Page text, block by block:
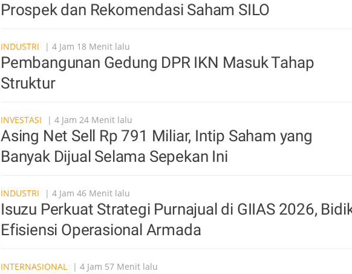
Prospek dan Rekomendasi Saham SILO
INDUSTRI | 4 Jam 18 Menit lalu
Pembangunan Gedung DPR IKN Masuk Tahap
Struktur
INVESTASI | 4 Jam 24 Menit lalu
Asing Net Sell Rp 791 Miliar, Intip Saham yang
Banyak Dijual Selama Sepekan Ini
INDUSTRI | 4 Jam 46 Menit lalu
Isuzu Perkuat Strategi Purnajual di GIIAS 2026,
Efisiensi Operasional Armada
INTERNASIONAL | 4 Jam 57 Menit lalu